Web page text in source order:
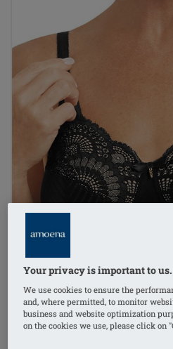
Your privacy is important to us.
We use cookies to ensure the
and, where permitted, to monitor
business and website optimization
on the cookies we use, please click on